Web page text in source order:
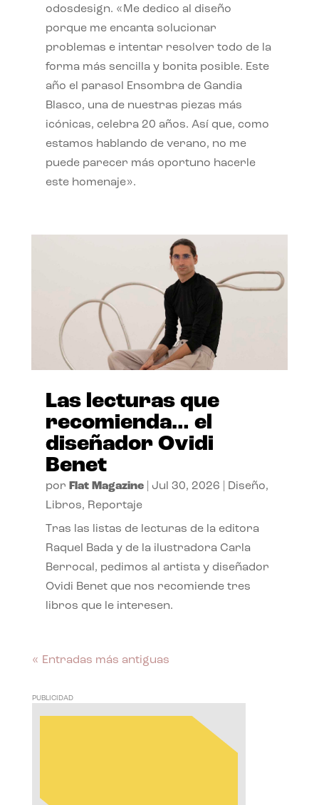
odosdesign. «Me dedico al diseño
porque me encanta solucionar
problemas e intentar resolver todo de la
forma más sencilla y bonita posible. Este
año el parasol Ensombra de Gandia
Blasco, una de nuestras piezas más
icónicas, celebra 20 años. Así que, como
estamos hablando de verano, no me
puede parecer más oportuno hacerle
este homenaje».
Las lecturas que
recomienda… el
diseñador Ovidi
Benet
por Flat Magazine| Jul 30, 2026 Diseño,
Libros, Reportaje
Tras las listas de lecturas de la editora
Raquel Bada y de la ilustradora Carla
Berrocal, pedimos al artista y diseñador
Ovidi Benet que nos recomiende tres
libros que le interesen.
« Entradas más antiguas
PUBLICIDAD